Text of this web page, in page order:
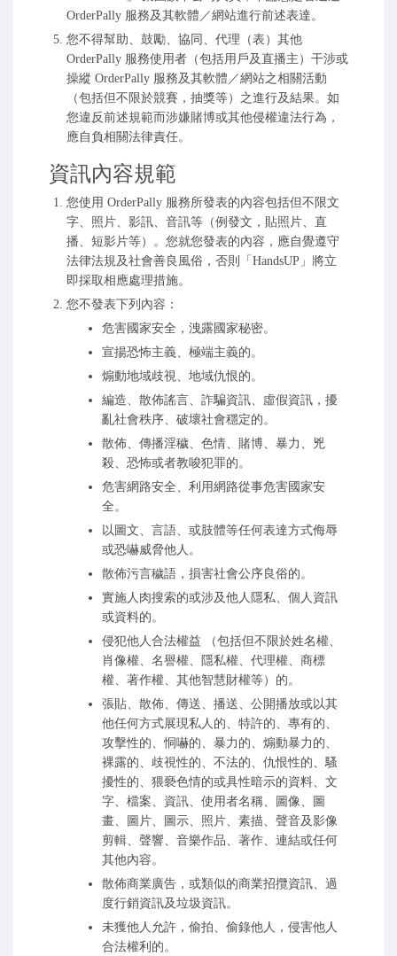
OrderPally 服務及其軟體／網站進行前述表達。
您不得幫助、鼓勵、協同、代理（表）其他
OrderPally 服務使用者（包括用戶及直播主）干涉或
操縱 OrderPally 服務及其軟體／網站之相關活動
（包括但不限於競賽，抽獎等）之進行及結果。如
您違反前述規範而涉嫌賭博或其他侵權違法行為，
應自負相關法律責任。
資訊內容規範
您使用 OrderPally 服務所發表的內容包括但不限文
字、照片、影訊、音訊等（例發文，貼照片、直
播、短影片等）。您就您發表的內容，應自覺遵守
法律法規及社會善良風俗，否則「HandsUP」將立
即採取相應處理措施。
您不發表下列內容：
危害國家安全，洩露國家秘密。
宣揚恐怖主義、極端主義的。
煽動地域歧視、地域仇恨的。
編造、散佈謠言、詐騙資訊、虛假資訊，擾
亂社會秩序、破壞社會穩定的。
散佈、傳播淫穢、色情、賭博、暴力、兇
殺、恐怖或者教唆犯罪的。
危害網路安全、利用網路從事危害國家安
全。
以圖文、言語、或肢體等任何表達方式侮辱
或恐嚇威脅他人。
散佈污言穢語，損害社會公序良俗的。
實施人肉搜索的或涉及他人隱私、個人資訊
或資料的。
侵犯他人合法權益 （包括但不限於姓名權、
肖像權、名譽權、隱私權、代理權、商標
權、著作權、其他智慧財權等）的。
張貼、散佈、傳送、播送、公開播放或以其
他任何方式展現私人的、特許的、專有的、
攻擊性的、恫嚇的、暴力的、煽動暴力的、
裸露的、歧視性的、不法的、仇恨性的、騷
擾性的、猥褻色情的或具性暗示的資料、文
字、檔案、資訊、使用者名稱、圖像、圖
畫、圖片、圖示、照片、素描、聲音及影像
剪輯、聲響、音樂作品、著作、連結或任何
其他內容。
散佈商業廣告，或類似的商業招攬資訊、過
度行銷資訊及垃圾資訊。
未獲他人允許，偷拍、偷錄他人，侵害他人
合法權利的。